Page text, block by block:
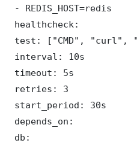
- REDIS_HOST=redis
healthcheck:
test: ["CMD", "curl",
interval: 10s
timeout: 5s
retries: 3
start_period: 30s
depends_on:
db: